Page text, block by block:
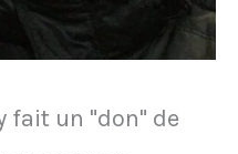
fait un "don" de